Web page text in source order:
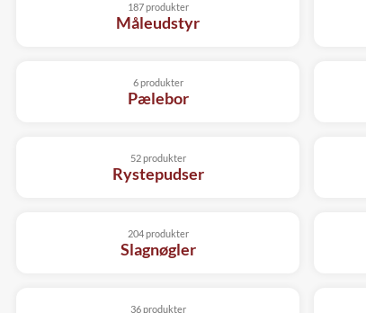
Måleudstyr
187 produkter
Pælebor
6 produkter
Rystepudser
52 produkter
Slagnøgler
204 produkter
36 produkter